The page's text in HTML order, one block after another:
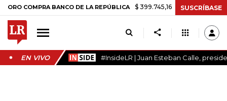
BANCO DE LA REPÚBLICA $ 399.745,16 +$ 2.295,71 +0,58%
SUSCRÍBASE
EN VIVO #InsideLR | Juan Esteban Calle,